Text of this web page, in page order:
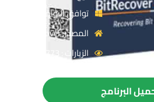
توافق النواة: 32 & 64-Bit
المصدر: BitRecover
الزيارات : 1773
البرنامج